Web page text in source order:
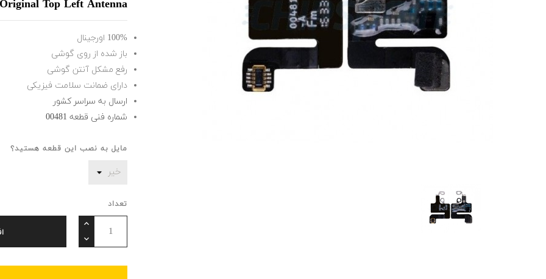
Top Left Antenna
100% اورجینال
باز شده از روی گوشی
رفع مشکل آنتن گوشی
دارای ضمانت سلامت فیزیکی
ارسال به سراسر کشور
شماره فنی قطعه 00481
مایل به نصب این قطعه هستید؟
تعداد